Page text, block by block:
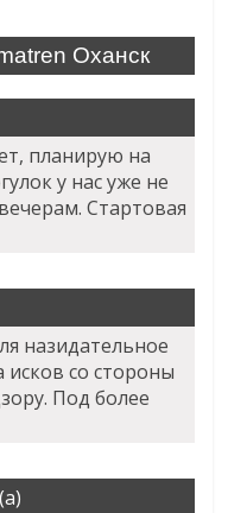
Оханск
планирую на
у нас уже не
Стартовая
назидательное
исков со стороны
Под более